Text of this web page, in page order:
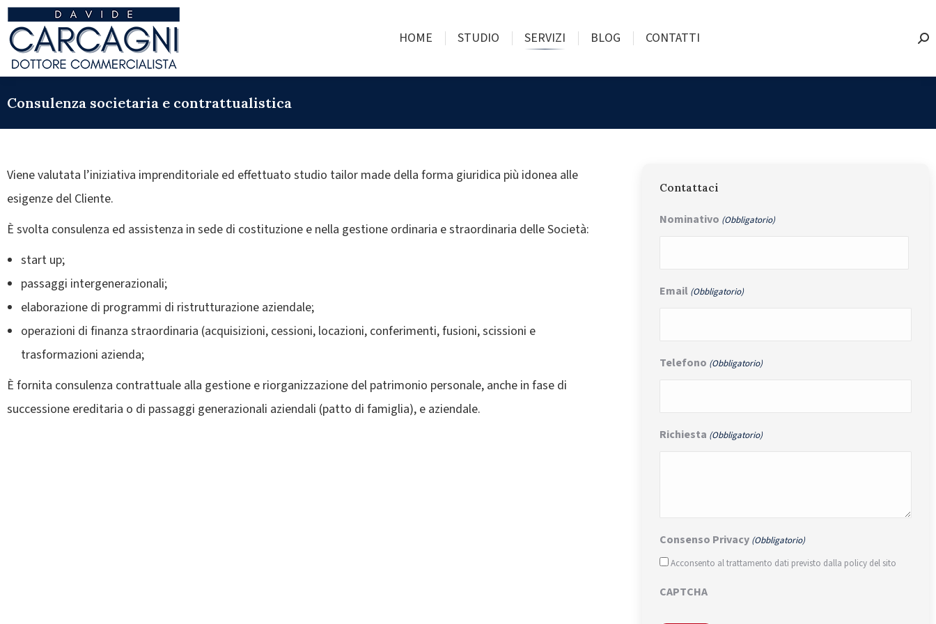
HOME STUDIO SERVIZI BLOG CONTATTI
Consulenza societaria e contrattualistica
Viene valutata l’iniziativa imprenditoriale ed effettuato studio tailor made della forma giuridica più idonea alle
esigenze del Cliente.
È svolta consulenza ed assistenza in sede di costituzione e nella gestione ordinaria e straordinaria delle Società:
start up;
passaggi intergenerazionali;
elaborazione di programmi di ristrutturazione aziendale;
operazioni di finanza straordinaria (acquisizioni, cessioni, locazioni, conferimenti, fusioni, scissioni e
trasformazioni azienda;
È fornita consulenza contrattuale alla gestione e riorganizzazione del patrimonio personale, anche in fase di
successione ereditaria o di passaggi generazionali aziendali (patto di famiglia), e aziendale.
Contattaci
Nominativo (Obbligatorio)
Email (Obbligatorio)
Telefono (Obbligatorio)
Richiesta (Obbligatorio)
Consenso Privacy (Obbligatorio)
Acconsento al trattamento dati previsto dalla policy del sito
CAPTCHA